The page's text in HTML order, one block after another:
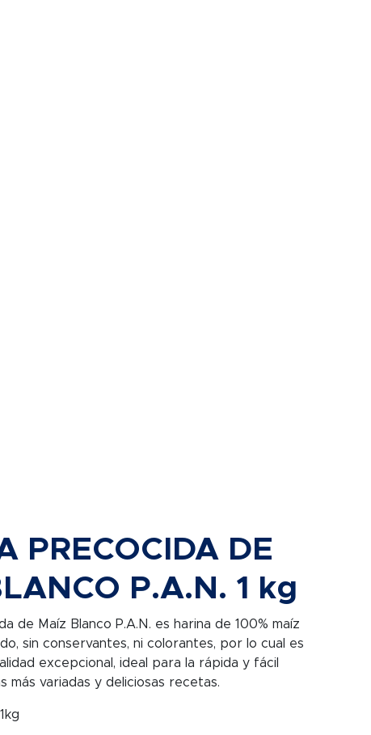
PRECOCIDA DE
P.A.N. 1 kg
de Maíz Blanco P.A.N. es harina de 100% maíz
sin conservantes, ni colorantes, por lo cual es
excepcional, ideal para la rápida y fácil
más variadas y deliciosas recetas.